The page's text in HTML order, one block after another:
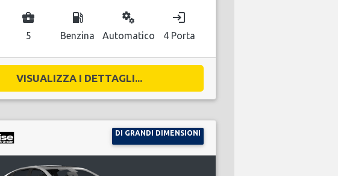
business_center
5
local_gas_station
Benzina
miscellaneous_services
Automatico
login
4 Porta
VISUALIZZA I DETTAGLI...
DI GRANDI DIMENSIONI